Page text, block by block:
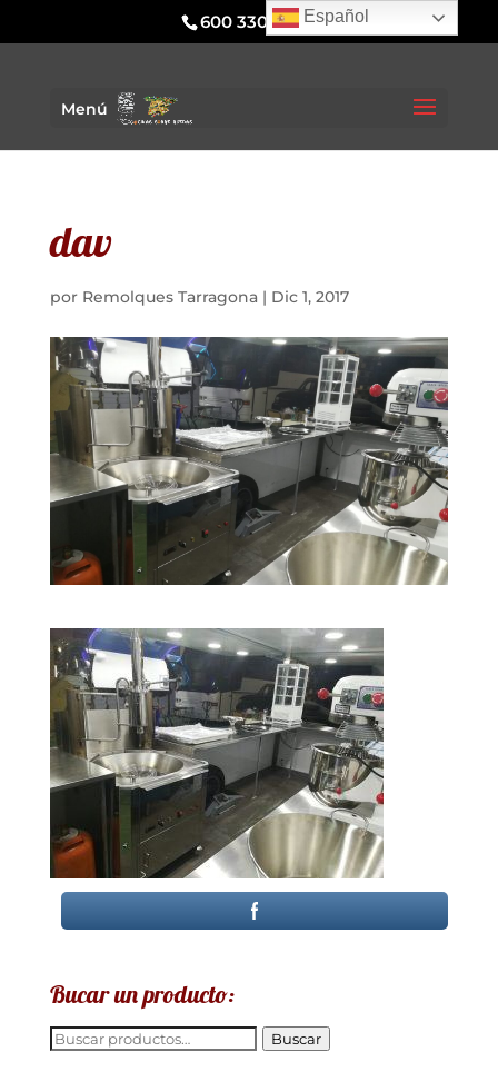
600 330 295
Menú
dav
por Remolques Tarragona| Dic 1, 2017
Bucar un producto:
Buscar
Buscar
Español